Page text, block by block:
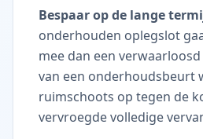
Bespaar op de lange
onderhouden oplegslot
mee dan een
van een onderhoudsbeurt
ruimschoots op tegen de
vervroegde volledige